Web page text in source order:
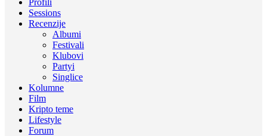
Profili
Sessions
Recenzije
Albumi
Festivali
Klubovi
Partyi
Singlice
Kolumne
Film
Kripto teme
Lifestyle
Forum